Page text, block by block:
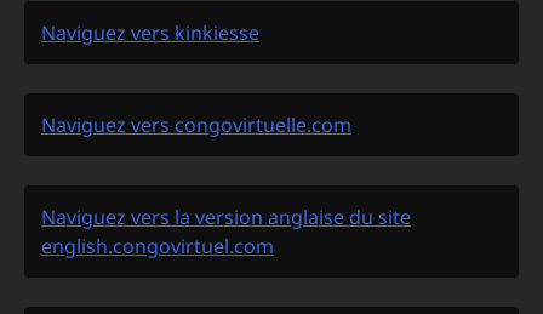
Naviguez vers kinkiesse
Naviguez vers congovirtuelle.com
Naviguez vers la version anglaise du site
english.congovirtuel.com